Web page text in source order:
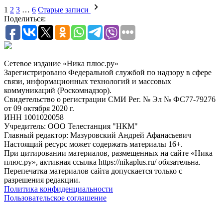
1 2 3 … 6 Старые записи
Поделиться:
Сетевое издание «Ника плюс.ру»
Зарегистрировано Федеральной службой по надзору в сфере
связи, информационных технологий и массовых
коммуникаций (Роскомнадзор).
Свидетельство о регистрации СМИ Рег. № Эл № ФС77-79276
от 09 октября 2020 г.
ИНН 1001020058
Учредитель: ООО Телестанция "НКМ"
Главный редактор: Мазуровский Андрей Афанасьевич
Настоящий ресурс может содержать материалы 16+.
При цитировании материалов, размещенных на сайте «Ника
плюс.ру», активная ссылка https://nikaplus.ru/ обязательна.
Перепечатка материалов сайта допускается только с
разрешения редакции.
Политика конфиденциальности
Пользовательское соглашение